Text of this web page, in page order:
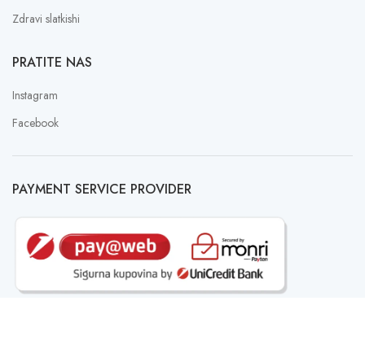
Zdravi slatkishi
PRATITE NAS
Instagram
Facebook
PAYMENT SERVICE PROVIDER